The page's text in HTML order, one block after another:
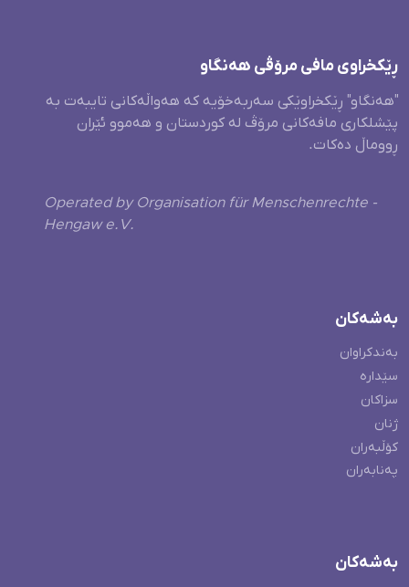
ڕێکخراوی مافی مرۆڤی هەنگاو
"هەنگاو" ڕێکخراوێکی سەربەخۆیە کە هەواڵەکانی تایبەت بە
پێشلکاری مافەکانی مرۆڤ لە کوردستان و هەموو ئێران
ڕووماڵ دەکات.
Operated by Organisation für Menschenrechte -
Hengaw e.V.
بەشەکان
بەندکراوان
سێدارە
سزاکان
ژنان
کۆڵبەران
پەنابەران
بەشەکان